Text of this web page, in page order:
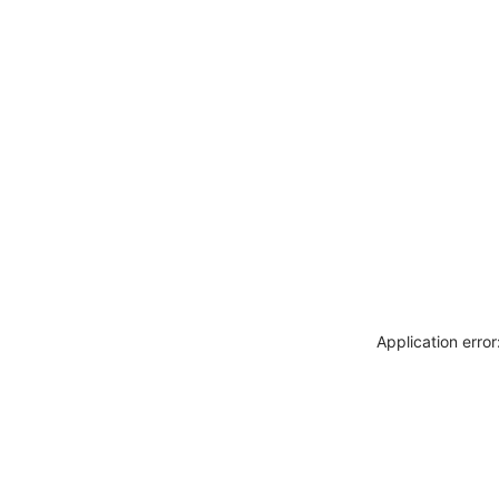
Application